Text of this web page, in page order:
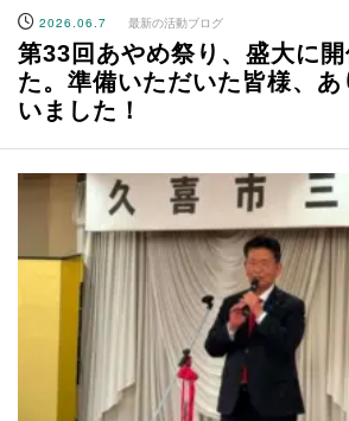
2026.06.7 最新の活動ブログ
第33回あやめ祭り、盛大に
た。準備いただいた皆様、
いました！